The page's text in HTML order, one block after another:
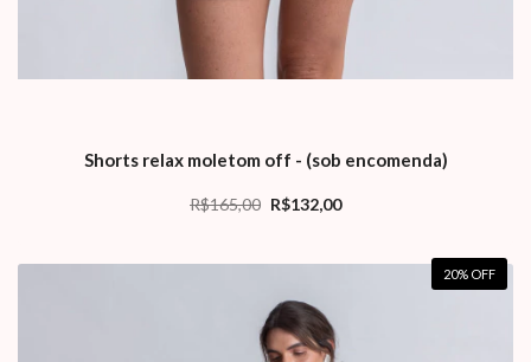
Shorts relax moletom off - (sob encomenda)
R$165,00 R$132,00
20% OFF